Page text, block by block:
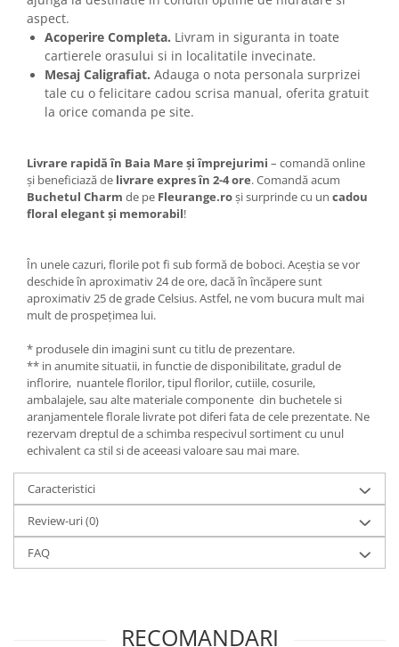
aspect.
Acoperire Completa. Livram in siguranta in toate
cartierele orasului si in localitatile invecinate.
Mesaj Caligrafiat. Adauga o nota personala surprizei
tale cu o felicitare cadou scrisa manual, oferita gratuit
la orice comanda pe site.
Livrare rapidă în Baia Mare și împrejurimi – comandă online
și beneficiază de livrare expres în 2-4 ore. Comandă acum
Buchetul Charm de pe Fleurange.roși surprinde cu un cadou
floral elegant și memorabil!
În unele cazuri, florile pot fi sub formă de boboci. Aceștia se vor
deschide în aproximativ 24 de ore, dacă în încăpere sunt
aproximativ 25 de grade Celsius. Astfel, ne vom bucura mult mai
mult de prospețimea lui.
* produsele din imagini sunt cu titlu de prezentare.
** in anumite situatii, in functie de disponibilitate, gradul de
inflorire, nuantele florilor, tipul florilor, cutiile, cosurile,
ambalajele, sau alte materiale componente din buchetele si
aranjamentele florale livrate pot diferi fata de cele prezentate. Ne
rezervam dreptul de a schimba respecivul sortiment cu unul
echivalent ca stil si de aceeasi valoare sau mai mare.
Caracteristici
Review-uri(0)
FAQ
RECOMANDARI